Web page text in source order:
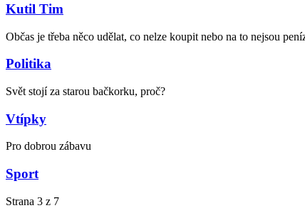
Kutil Tim
Občas je třeba něco udělat, co nelze koupit nebo na to nejsou
Politika
Svět stojí za starou bačkorku, proč?
Vtípky
Pro dobrou zábavu
Sport
Strana 3 z 7